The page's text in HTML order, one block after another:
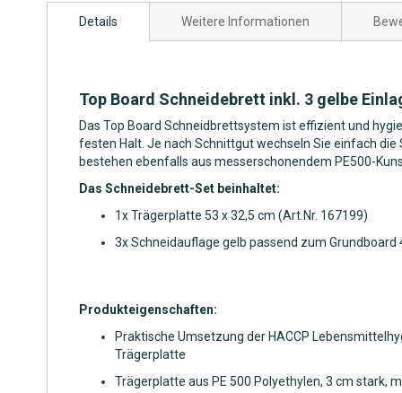
Anfang
Details
Top Board Schneidebrett inkl. 3 gelbe
Das Top Board Schneidbrettsystem ist effizient und
festen Halt. Je nach Schnittgut wechseln Sie einfach
bestehen ebenfalls aus messerschonendem PE500-
Das Schneidebrett-Set beinhaltet:
1x Trägerplatte 53 x 32,5 cm (Art.Nr. 167199)
3x Schneidauflage gelb passend zum Grundboard
Produkteigenschaften:
Praktische Umsetzung der HACCP
Trägerplatte
Trägerplatte aus PE 500 Polyethylen, 3 cm stark,
Weitere Informationen